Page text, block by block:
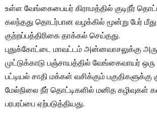
உள்ள வேங்கைபையர் கிராமத்தில் குடிநீர்
கலந்தது தொடர்பான வழக்கில் மூன்று பேர் மீது
குற்றப்பத்திரிகை தாக்கல் செய்தது.
புதுக்கோட்டை மாவட்டம் அன்னவாசலுக்கு
முட்டுக்காடு பஞ்சாயத்தில் வேங்கைவாயர் ஒரு
பட்டியல் சாதி மக்கள் வசிக்கும் பகுதிகளுக்கு
மேல்நிலை நீர் தொட்டிகளில் மனித கழிவுகள்
பரபரப்பை ஏற்படுத்தியது.